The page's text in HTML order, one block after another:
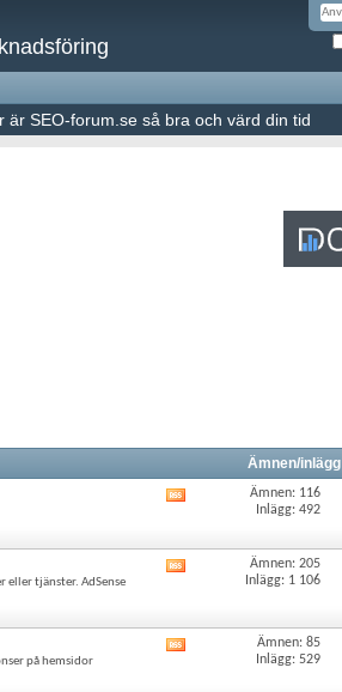
är SEO-forum.se så bra och värd din tid
Ämnen/inlägg
forumets
Ämnen: 116
Inlägg: 492
tjänster. AdSense
Ämnen: 205
Inlägg: 1 106
på hemsidor
Ämnen: 85
Inlägg: 529